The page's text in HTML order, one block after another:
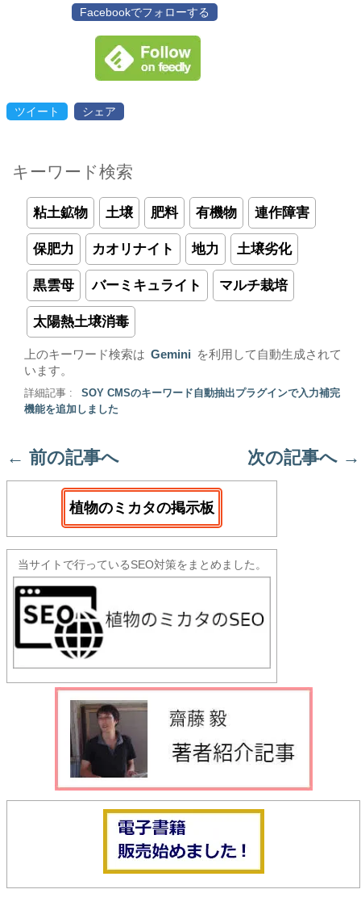
Facebookでフォローする
ツイート シェア
キーワード検索
粘土鉱物 土壌 肥料 有機物 連作障害
保肥力 カオリナイト 地力 土壌劣化
黒雲母 バーミキュライト マルチ栽培
太陽熱土壌消毒
上のキーワード検索は Gemini
を利用して自動生成されて
います。
詳細記事 :
SOY CMSのキーワード自動抽出プラグインで入力補完
機能を追加しました
← 前の記事へ 次の記事へ →
植物のミカタの掲示板
当サイトで行っているSEO対策をまとめました。